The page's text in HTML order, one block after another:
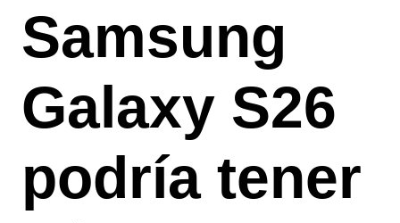
Samsung
Galaxy S26
podría tener